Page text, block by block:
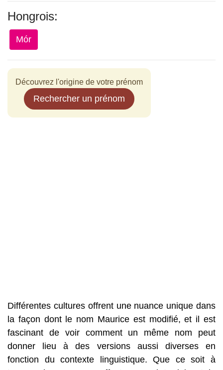
Hongrois:
Mór
Découvrez l'origine de votre prénom
Rechercher un prénom
Différentes cultures offrent une nuance unique dans
la façon dont le nom Maurice est modifié, et il est
fascinant de voir comment un même nom peut
donner lieu à des versions aussi diverses en
fonction du contexte linguistique. Que ce soit à